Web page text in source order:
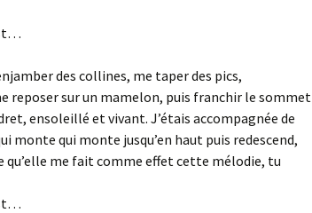
des collines, me taper des pics,
reposer sur un mamelon, puis franchir le sommet
ensoleillé et vivant. J’étais accompagnée de
monte qui monte jusqu’en haut puis redescend,
qu’elle me fait comme effet cette mélodie, tu